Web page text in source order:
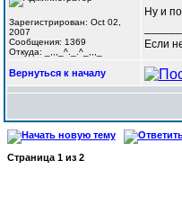
Зарегистрирован: Oct 02,
2007
Сообщения: 1369
Откуда: _,,,_^._.^_,,,_
Ну и
Если
Вернуться к началу
Страница 1из 2